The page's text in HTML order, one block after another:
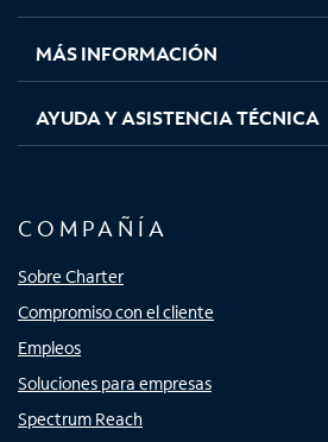
nuevanuevanuevanueva
MÁS INFORMACIÓN
AYUDA Y ASISTENCIA TÉCNICA
COMPAÑÍA
Sobre Charter
Compromiso con el cliente
Empleos
Soluciones para empresas
Spectrum Reach